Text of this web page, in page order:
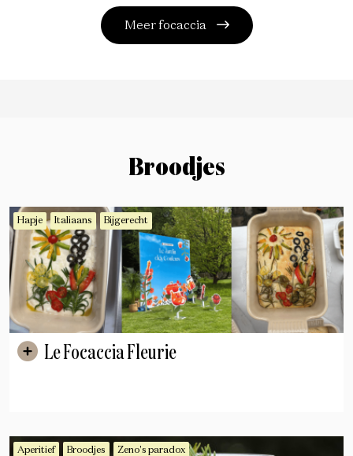
Meer focaccia
Broodjes
Hapje Italiaans Bijgerecht
Le Focaccia Fleurie
Aperitief Broodjes Zeno's paradox